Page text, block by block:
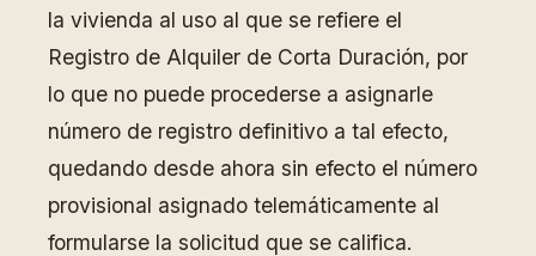
la vivienda al uso al que se refiere el
Registro de Alquiler de Corta Duración, por
lo que no puede procederse a asignarle
número de registro definitivo a tal efecto,
quedando desde ahora sin efecto el número
provisional asignado telemáticamente al
formularse la solicitud que se califica.